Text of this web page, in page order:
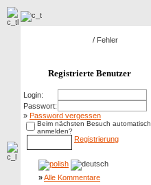
/ Fehler
Registrierte Benutzer
Login:
Passwort:
» Password vergessen
Beim nächsten Besuch automatisch
anmelden?
Registrierung
»Alle Kommentare